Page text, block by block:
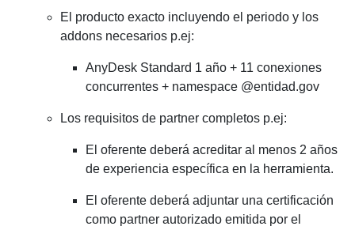
El producto exacto incluyendo el periodo y los
addons necesarios p.ej:
AnyDesk Standard 1 año + 11 conexiones
concurrentes + namespace @entidad.gov
Los requisitos de partner completos p.ej:
El oferente deberá acreditar al menos 2 años
de experiencia específica en la herramienta.
El oferente deberá adjuntar una certificación
como partner autorizado emitida por el